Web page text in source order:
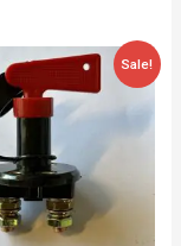
Sale!
€.
Nykyinen
on:
17,54 €.